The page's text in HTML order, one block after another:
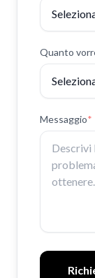
Quanto
Messaggio*